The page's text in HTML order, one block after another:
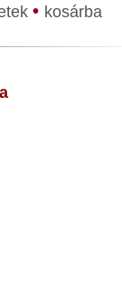
• kosárba